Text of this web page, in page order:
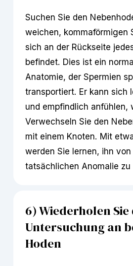
Suchen Sie den
weichen, kommaförmigen
sich an der Rückseite
befindet. Dies ist ein
Anatomie, der Spermien
transportiert. Er kann sich
und empfindlich anfühlen,
Verwechseln Sie den
mit einem Knoten. Mit
werden Sie lernen, ihn von
tatsächlichen Anomalie zu
6) Wiederholen Sie
Untersuchung an
Hoden